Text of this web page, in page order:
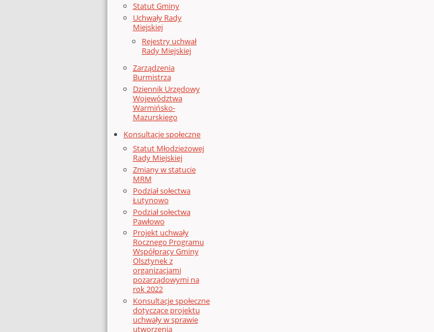
Statut Gminy
Uchwały Rady
Miejskiej
Rejestry uchwał
Rady Miejskiej
Zarządzenia
Burmistrza
Dziennik Urzędowy
Województwa
Warmińsko-
Mazurskiego
Konsultacje społeczne
Statut Młodzieżowej
Rady Miejskiej
Zmiany w statucie
MRM
Podział sołectwa
Łutynowo
Podział sołectwa
Pawłowo
Projekt uchwały
Rocznego Programu
Współpracy Gminy
Olsztynek z
organizacjami
pozarządowymi na
rok 2022
Konsultacje społeczne
dotyczące projektu
uchwały w sprawie
utworzenia